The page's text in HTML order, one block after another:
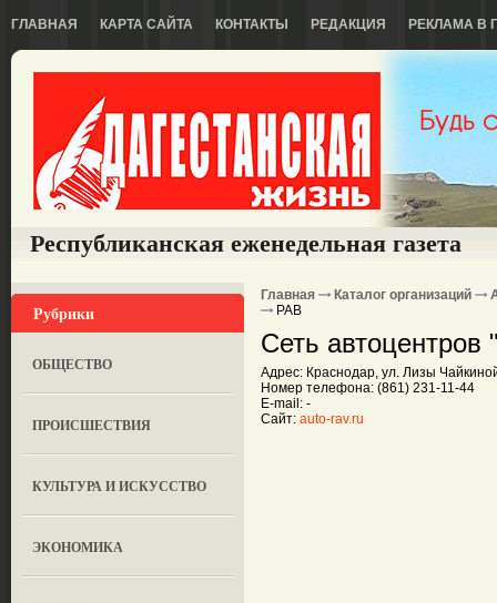
ГЛАВНАЯ КАРТА САЙТА КОНТАКТЫ РЕДАКЦИЯ РЕКЛАМА В
Республиканская еженедельная газета
Рубрики
ОБЩЕСТВО
ПРОИСШЕСТВИЯ
КУЛЬТУРА И ИСКУССТВО
ЭКОНОМИКА
Главная Каталог организаций
РАВ
Сеть автоцентров
Адрес: Краснодар, ул. Лизы
Номер телефона: (861) 231-11-44
E-mail: -
Сайт: auto-rav.ru